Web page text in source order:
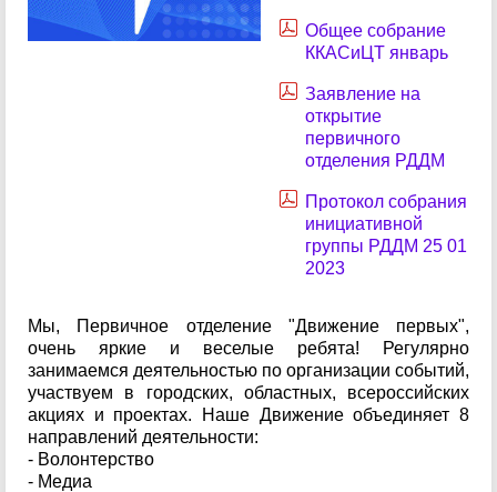
Общее собрание
ККАСиЦТ январь
Заявление на
открытие
первичного
отделения РДДМ
Протокол собрания
инициативной
группы РДДМ 25 01
2023
Мы, Первичное отделение "Движение первых",
очень яркие и веселые ребята! Регулярно
занимаемся деятельностью по организации событий,
участвуем в городских, областных, всероссийских
акциях и проектах. Наше Движение объединяет 8
направлений деятельности:
- Волонтерство
- Медиа